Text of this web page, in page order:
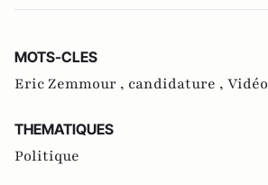
MOTS-CLES
Eric Zemmour , candidature , Vidéo
THEMATIQUES
Politique